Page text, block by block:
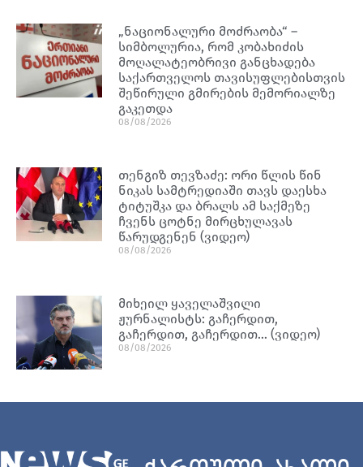
„ნაციონალური მოძრაობა“ –
სიმბოლურია, რომ კობახიძის
მოღალატეობრივი განცხადება
საქართველოს თავისუფლებისთვის
შეწირული გმირების მემორიალზე
გაკეთდა
08/08/2026
თენგიზ თევზაძე: ორი წლის წინ
ნიკას სამტრედიაში თავს დაესხა
ტიტუშკა და ბრალს ამ საქმეზე
ჩვენს ცოტნე მირცხულავას
წარუდგენენ (ვიდეო)
08/08/2026
მიხეილ ყაველაშვილი
ჟურნალისტს: გაჩერდით,
გაჩერდით, გაჩერდით… (ვიდეო)
08/08/2026